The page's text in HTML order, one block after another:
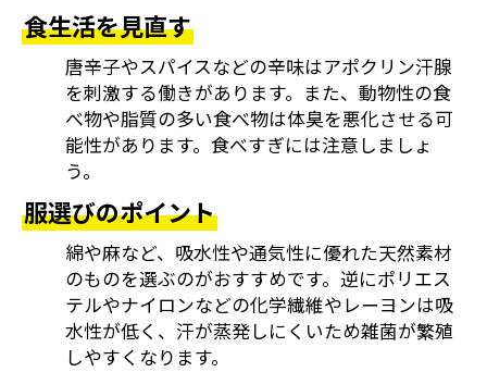
食生活を見直す
唐辛子やスパイスなどの辛味はアポクリン汗腺
を刺激する働きがあります。また、動物性の食
べ物や脂質の多い食べ物は体臭を悪化させる可
能性があります。食べすぎには注意しましょ
う。
服選びのポイント
綿や麻など、吸水性や通気性に優れた天然素材
のものを選ぶのがおすすめです。逆にポリエス
テルやナイロンなどの化学繊維やレーヨンは吸
水性が低く、汗が蒸発しにくいため雑菌が繁殖
しやすくなります。